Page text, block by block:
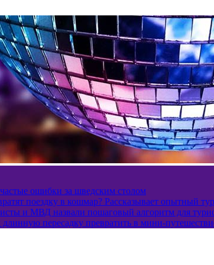
ошибки за шведским столом
поездку в кошмар? Рассказывает опытный
и МВД назвали пошаговый алгоритм для
длинную пересадку превратить в мини-